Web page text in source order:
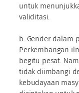
untuk
validitasi.
b. Gender dalam
Perkembangan
begitu pesat.
tidak diimbangi
kebudayaan